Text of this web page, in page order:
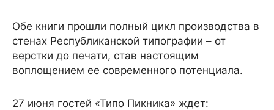
Обе книги прошли полный цикл производства в
стенах Республиканской типографии – от
верстки до печати, став настоящим
воплощением ее современного потенциала.
27 июня гостей «Типо Пикника» ждет: